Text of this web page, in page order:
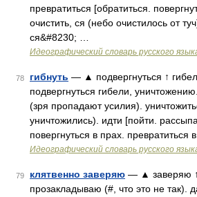
превратиться [обратиться.
очистить, ся (небо очистилось от
ся&#8230; …
Идеографический словарь русского
78 гибнуть — ▲ подвергнуться ↑
подвергнуться гибели,
(зря пропадают усилия).
уничтожились). идти [пойти.
повергнуться в прах. превратиться
Идеографический словарь русского
79 клятвенно заверяю — ▲ заверяю ↑
прозакладываю (#, что это не так).